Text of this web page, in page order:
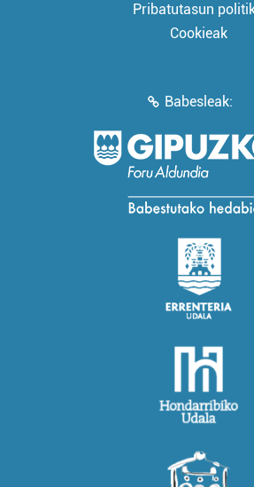
Pribatutasun
Cookieak
Babesleak: